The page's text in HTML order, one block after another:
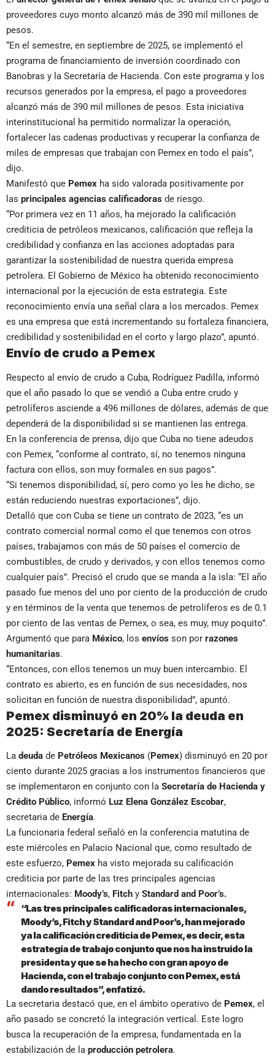
proveedores cuyo monto alcanzó más de 390 mil millones de
pesos.
“En el semestre, en septiembre de 2025, se implementó el
programa de financiamiento de inversión coordinado con
Banobras y la Secretaría de Hacienda. Con este programa y los
recursos generados por la empresa, el pago a proveedores
alcanzó más de 390 mil millones de pesos. Esta iniciativa
interinstitucional ha permitido normalizar la operación,
fortalecer las cadenas productivas y recuperar la confianza de
miles de empresas que trabajan con Pemex en todo el país”,
dijo.
Manifestó que Pemex ha sido valorada positivamente por
las principales agencias calificadoras de riesgo.
“Por primera vez en 11 años, ha mejorado la calificación
crediticia de petróleos mexicanos, calificación que refleja la
credibilidad y confianza en las acciones adoptadas para
garantizar la sostenibilidad de nuestra querida empresa
petrolera. El Gobierno de México ha obtenido reconocimiento
internacional por la ejecución de esta estrategia. Este
reconocimiento envía una señal clara a los mercados. Pemex
es una empresa que está incrementando su fortaleza financiera,
credibilidad y sostenibilidad en el corto y largo plazo”, apuntó.
Envío de crudo a Pemex
Respecto al envío de crudo a Cuba, Rodríguez Padilla, informó
que el año pasado lo que se vendió a Cuba entre crudo y
petrolíferos asciende a 496 millones de dólares, además de que
dependerá de la disponibilidad si se mantienen las entrega.
En la conferencia de prensa, dijo que Cuba no tiene adeudos
con Pemex, “conforme al contrato, sí, no tenemos ninguna
factura con ellos, son muy formales en sus pagos”.
“Si tenemos disponibilidad, sí, pero como yo les he dicho, se
están reduciendo nuestras exportaciones”, dijo.
Detalló que con Cuba se tiene un contrato de 2023, “es un
contrato comercial normal como el que tenemos con otros
países, trabajamos con más de 50 países el comercio de
combustibles, de crudo y derivados, y con ellos tenemos como
cualquier país”. Precisó el crudo que se manda a la isla: “El año
pasado fue menos del uno por ciento de la producción de crudo
y en términos de la venta que tenemos de petrolíferos es de 0.1
por ciento de las ventas de Pemex, o sea, es muy, muy poquito”.
Argumentó que para México, los envíos son por razones
humanitarias.
“Entonces, con ellos tenemos un muy buen intercambio. El
contrato es abierto, es en función de sus necesidades, nos
solicitan en función de nuestra disponibilidad”, apuntó.
Pemex disminuyó en 20% la deuda en
2025: Secretaría de Energía
La deuda de Petróleos Mexicanos (Pemex) disminuyó en 20 por
ciento durante 2025 gracias a los instrumentos financieros que
se implementaron en conjunto con la Secretaría de Hacienda y
Crédito Público, informó Luz Elena González Escobar,
secretaria de Energía.
La funcionaria federal señaló en la conferencia matutina de
este miércoles en Palacio Nacional que, como resultado de
este esfuerzo, Pemex ha visto mejorada su calificación
crediticia por parte de las tres principales agencias
internacionales: Moody’s, Fitch y Standard and Poor’s.
“Las tres principales calificadoras internacionales,
Moody’s, Fitch y Standard and Poor’s, han mejorado
ya la calificación crediticia de Pemex, es decir, esta
estrategia de trabajo conjunto que nos ha instruido la
presidenta y que se ha hecho con gran apoyo de
Hacienda, con el trabajo conjunto con Pemex, está
dando resultados”, enfatizó.
La secretaria destacó que, en el ámbito operativo de Pemex, el
año pasado se concretó la integración vertical. Este logro
busca la recuperación de la empresa, fundamentada en la
estabilización de la producción petrolera.